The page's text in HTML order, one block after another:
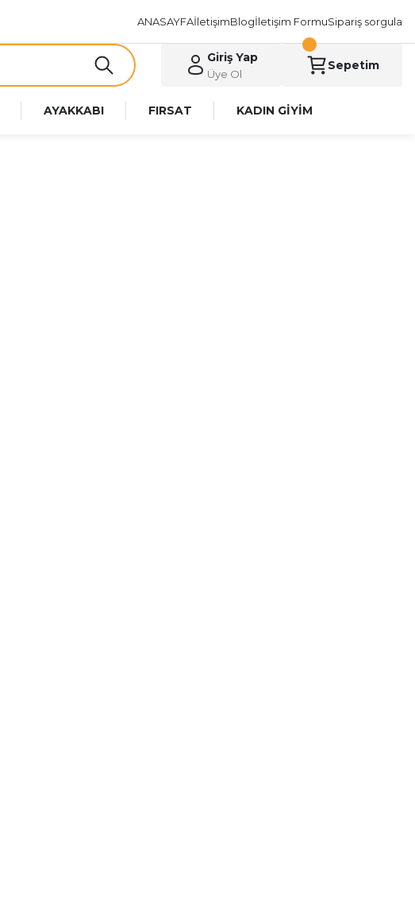
ANASAYFAİletişimBlogİletişim FormuSipariş sorgula
Giriş Yap
Üye Ol
Sepetim
AYAKKABI FIRSAT KADIN GİYİM